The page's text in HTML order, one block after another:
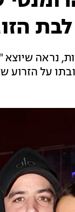
נראה שיוצא
על הזרוע